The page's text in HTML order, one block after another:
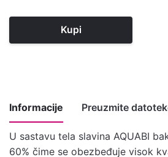
Kupi
Informacije Preuzmite
U sastavu tela slavina AQUABI
60% čime se obezbeđuje visok
Tehnički